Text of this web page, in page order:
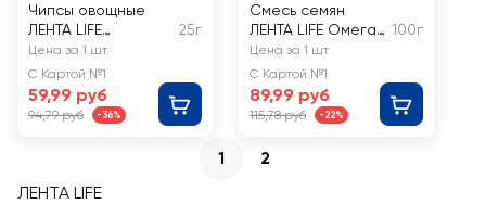
Чипсы овощные
ЛЕНТА LIFE
Хрустящие,
картофель, свекла,
морковь и репа
25г
Цена за 1 шт
С Картой №1
59,99 руб
94,79 руб -36%
Смесь семян
ЛЕНТА LIFE Омега
микс
100г
Цена за 1 шт
С Картой №1
89,99 руб
115,78 руб -22%
1
2
ЛЕНТА LIFE